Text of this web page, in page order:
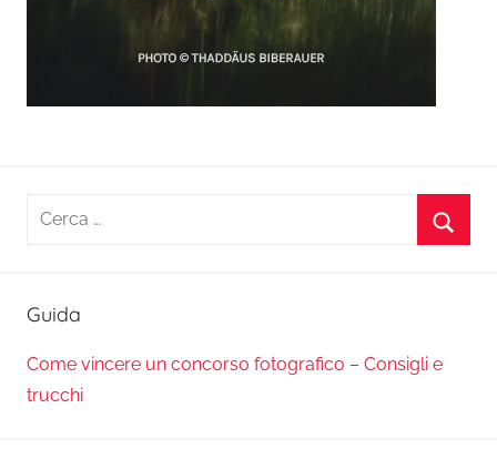
Ricerca
Guida
Come vincere un concorso fotografico – Consigli e
trucchi